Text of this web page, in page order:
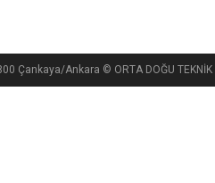
Çankaya/Ankara © ORTA DOĞU TEKNİK